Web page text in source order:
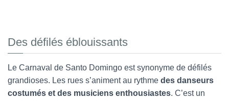
Des défilés éblouissants
Le Carnaval de Santo Domingo est synonyme de défilés
grandioses. Les rues s’animent au rythme des danseurs
costumés et des musiciens enthousiastes. C’est un